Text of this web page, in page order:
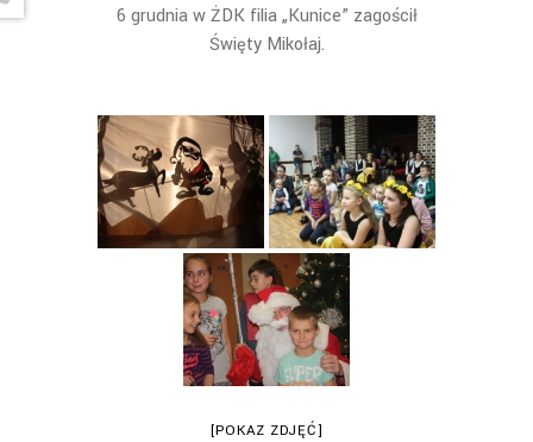
6 grudnia w ŻDK filia „Kunice” zagościł
Święty Mikołaj.
[POKAZ ZDJĘĆ]